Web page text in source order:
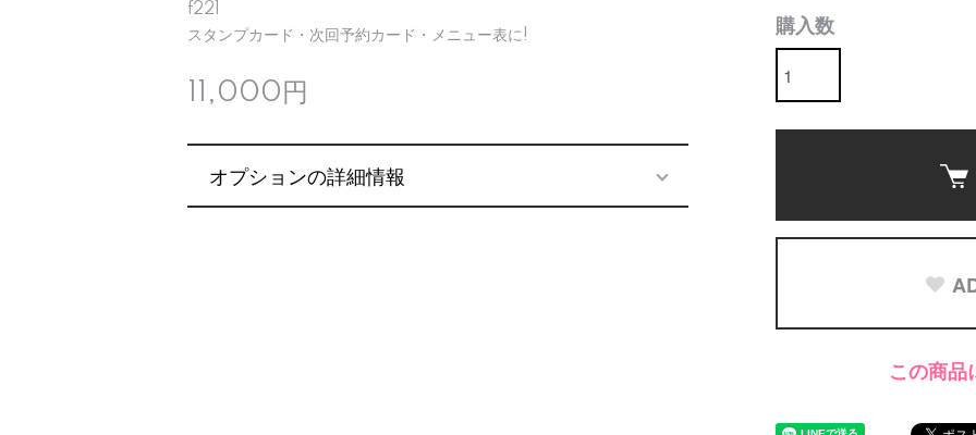
f221
スタンプカード・次回予約カード・メニュー表に!
11,000円
オプションの詳細情報
購入数
この商品